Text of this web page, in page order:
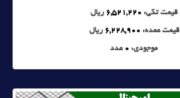
قیمت تکی: 6,521,220 ریال
قیمت عمده: 6,228,900 ریال
موجودی: 0 عدد